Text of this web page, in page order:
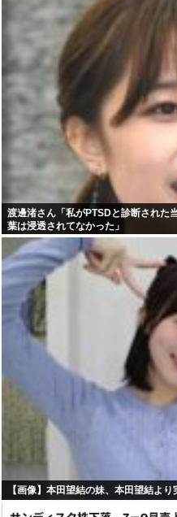
渡邊渚さん「私がPTSDと診断された
葉は浸透されてなかった」
【画像】本田望結の妹、本田望結より